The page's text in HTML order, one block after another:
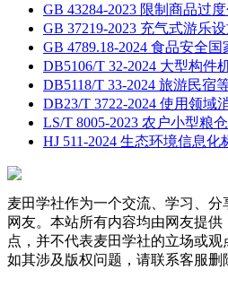
GB 43284-2023 限制商品过
GB 37219-2023 充气式游乐
GB 4789.18-2024 食品安全
DB5106/T 32-2024 大型构件
DB5118/T 33-2024 旅游民宿
DB23/T 3722-2024 使用领域
LS/T 8005-2023 农户小型粮
HJ 511-2024 生态环境信息化
麦田学社作为一个交流、学习、
网友。本站所有内容均由网友提
点，并不代表麦田学社的立场或观
如其涉及版权问题，请联系客服删